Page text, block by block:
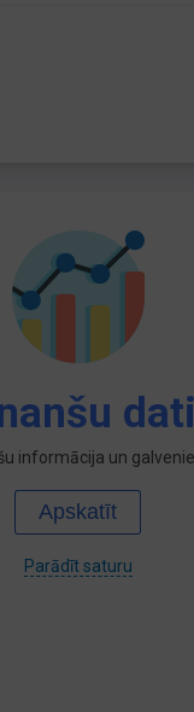
dati
informācija un
Apskatīt
Parādīt saturu